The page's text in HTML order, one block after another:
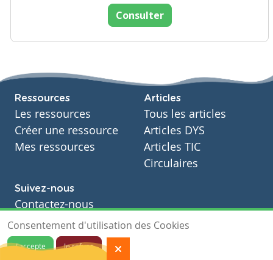
Consulter
Ressources
Les ressources
Créer une ressource
Mes ressources
Articles
Tous les articles
Articles DYS
Articles TIC
Circulaires
Suivez-nous
Contactez-nous
Soutien scolaire
Notre page Facebook
Consentement d'utilisation des Cookies
J'accepte
Je refuse